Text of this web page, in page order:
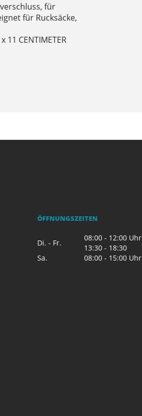
für
für Rucksäcke,
11 CENTIMETER
ÖFFNUNGSZEITEN
Di. - Fr.
08:00 - 12:00 Uhr
13:30 - 18:30
Sa.
08:00 - 15:00 Uhr